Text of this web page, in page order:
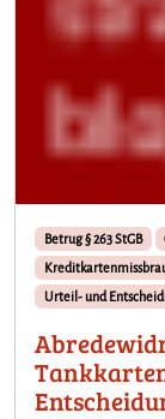
Betrug § 263 StGB
Urteil- und